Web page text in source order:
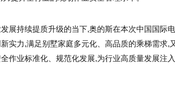
展持续提质升级的当下,奥的斯在本次中国国际
实力,满足别墅家庭多元化、高品质的乘梯需求,
作业标准化、规范化发展,为行业高质量发展注入